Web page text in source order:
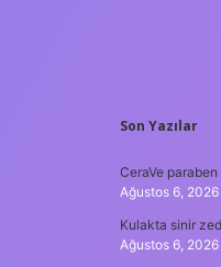
Son Yazılar
CeraVe
Ağustos 6, 2026
Kulakta sinir
Ağustos 6, 2026